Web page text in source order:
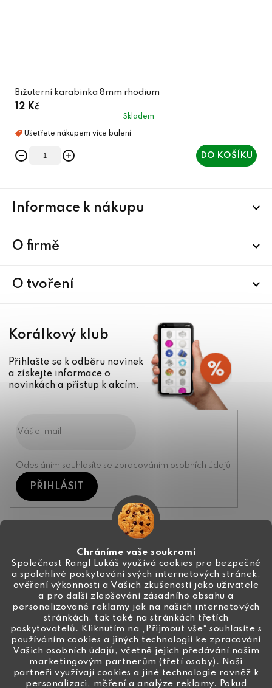
Chráníme vaše soukromí
Společnost Rangl Lukáš využívá cookies pro bezpečné
a spolehlivé poskytování svých internetových stránek,
ověření výkonnosti a Vašich zkušeností jako uživatele
a pro další zlepšování zásadního obsahu a
personalizované reklamy jak na našich internetových
stránkách, tak také na stránkách třetích
poskytovatelů. Kliknutím na „Přijmout vše“ souhlasíte s
používáním cookies a jiných technologií ke zpracování
Vašich osobních údajů, včetně jejich předávání našim
marketingovým partnerům (třetí osoby). Naši
partneři využívají cookies a jiné technologie rovněž k
personalizaci, měření a analýze reklamy. Pokud
Bižuterní karabinka 8mm rhodium
12 Kč
Skladem
DO KOŠÍKU
Informace k nákupu
O firmě
O tvoření
Korálkový klub
Přihlašte se k odběru novinek
a získejte informace o
novinkách a přístup k akcím.
Odesláním souhlasíte se zpracováním osobních údajů
PŘIHLÁSIT
info@ceske-koralky.cz
+420 774 444 191